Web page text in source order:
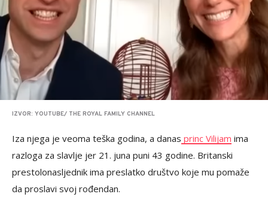
IZVOR: YOUTUBE/ THE ROYAL FAMILY CHANNEL
Iza njega je veoma teška godina, a danas princ Vilijam ima
razloga za slavlje jer 21. juna puni 43 godine. Britanski
prestolonasljednik ima preslatko društvo koje mu pomaže
da proslavi svoj rođendan.